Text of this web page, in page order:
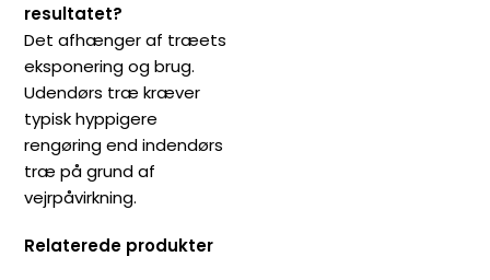
resultatet?
Det afhænger af træets
eksponering og brug.
Udendørs træ kræver
typisk hyppigere
rengøring end indendørs
træ på grund af
vejrpåvirkning.
Relaterede produkter